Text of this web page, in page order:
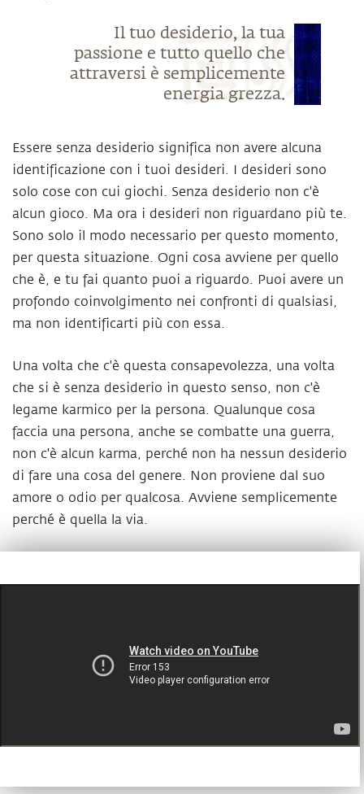
Il tuo desiderio, la tua
passione e tutto quello che
attraversi è semplicemente
energia grezza.
Essere senza desiderio significa non avere alcuna
identificazione con i tuoi desideri. I desideri sono
solo cose con cui giochi. Senza desiderio non c'è
alcun gioco. Ma ora i desideri non riguardano più te.
Sono solo il modo necessario per questo momento,
per questa situazione. Ogni cosa avviene per quello
che è, e tu fai quanto puoi a riguardo. Puoi avere un
profondo coinvolgimento nei confronti di qualsiasi,
ma non identificarti più con essa.
Una volta che c'è questa consapevolezza, una volta
che si è senza desiderio in questo senso, non c'è
legame karmico per la persona. Qualunque cosa
faccia una persona, anche se combatte una guerra,
non c'è alcun karma, perché non ha nessun desiderio
di fare una cosa del genere. Non proviene dal suo
amore o odio per qualcosa. Avviene semplicemente
perché è quella la via.